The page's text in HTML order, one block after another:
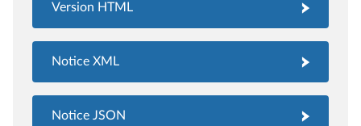
Version HTML
Notice XML
Notice JSON